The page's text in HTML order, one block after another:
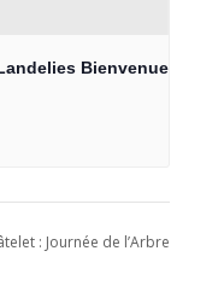
Bienvenue
: Journée de l’Arbre